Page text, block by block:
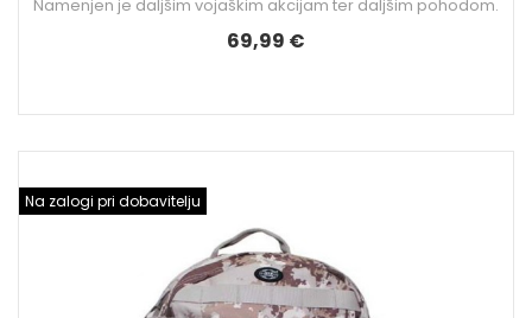
Namenjen je daljšim vojaškim akcijam ter daljšim pohodom.
69,99 €
Na zalogi pri dobavitelju